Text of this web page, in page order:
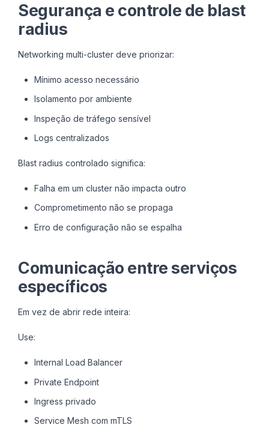
Segurança e controle de blast
radius
Networking multi-cluster deve priorizar:
Mínimo acesso necessário
Isolamento por ambiente
Inspeção de tráfego sensível
Logs centralizados
Blast radius controlado significa:
Falha em um cluster não impacta outro
Comprometimento não se propaga
Erro de configuração não se espalha
Comunicação entre serviços
específicos
Em vez de abrir rede inteira:
Use:
Internal Load Balancer
Private Endpoint
Ingress privado
Service Mesh com mTLS